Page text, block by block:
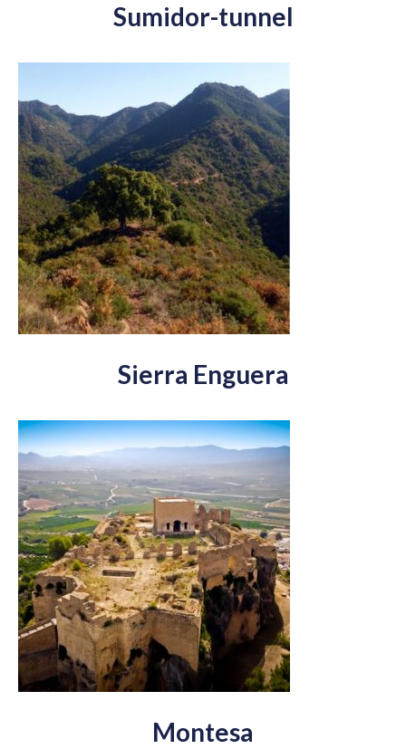
Sumidor-tunnel
Sierra Enguera
Montesa